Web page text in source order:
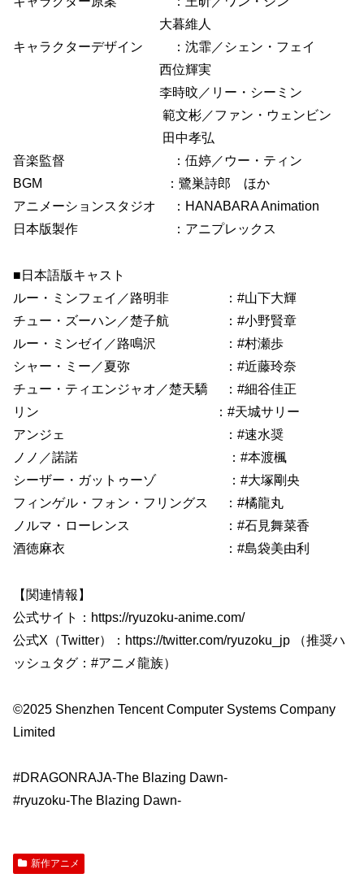
大暮維人
キャラクターデザイン ：沈霏／シェン・フェイ
西位輝実
李時旼／リー・シーミン
範文彬／ファン・ウェンビン
田中孝弘
音楽監督 ：伍婷／ウー・ティン
BGM ：鷺巣詩郎 ほか
アニメーションスタジオ ：HANABARA Animation
日本版製作 ：アニプレックス
■日本語版キャスト
ルー・ミンフェイ／路明非 ：#山下大輝
チュー・ズーハン／楚子航 ：#小野賢章
ルー・ミンゼイ／路鳴沢 ：#村瀬歩
シャー・ミー／夏弥 ：#近藤玲奈
チュー・ティエンジャオ／楚天驕 ：#細谷佳正
リン ：#天城サリー
アンジェ ：#速水奨
ノノ／諾諾 ：#本渡楓
シーザー・ガットゥーゾ ：#大塚剛央
フィンゲル・フォン・フリングス ：#橘龍丸
ノルマ・ローレンス ：#石見舞菜香
酒徳麻衣 ：#島袋美由利
【関連情報】
公式サイト：https://ryuzoku-anime.com/
公式X（Twitter）：https://twitter.com/ryuzoku_jp （推奨ハ
ッシュタグ：#アニメ龍族）
©2025 Shenzhen Tencent Computer Systems Company
Limited
#DRAGONRAJA-The Blazing Dawn-
#ryuzoku-The Blazing Dawn-
新作アニメ